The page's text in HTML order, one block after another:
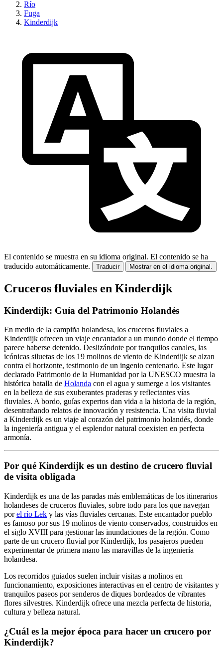
Río
Fuga
Kinderdijk
El contenido se muestra en su idioma original. El contenido se ha
traducido automáticamente.
Traducir Mostrar en el idioma original.
Cruceros fluviales en Kinderdijk
Kinderdijk: Guía del Patrimonio Holandés
En medio de la campiña holandesa, los cruceros fluviales a
Kinderdijk ofrecen un viaje encantador a un mundo donde el tiempo
parece haberse detenido. Deslizándote por tranquilos canales, las
icónicas siluetas de los 19 molinos de viento de Kinderdijk se alzan
contra el horizonte, testimonio de un ingenio centenario. Este lugar
declarado Patrimonio de la Humanidad por la UNESCO muestra la
histórica batalla de Holanda con el agua y sumerge a los visitantes
en la belleza de sus exuberantes praderas y reflectantes vías
fluviales. A bordo, guías expertos dan vida a la historia de la región,
desentrañando relatos de innovación y resistencia. Una visita fluvial
a Kinderdijk es un viaje al corazón del patrimonio holandés, donde
la ingeniería antigua y el esplendor natural coexisten en perfecta
armonía.
Por qué Kinderdijk es un destino de crucero fluvial
de visita obligada
Kinderdijk es una de las paradas más emblemáticas de los itinerarios
holandeses de cruceros fluviales, sobre todo para los que navegan
porel río Lek y las vías fluviales cercanas. Este encantador pueblo
es famoso por sus 19 molinos de viento conservados, construidos en
el siglo XVIII para gestionar las inundaciones de la región. Como
parte de un crucero fluvial por Kinderdijk, los pasajeros pueden
experimentar de primera mano las maravillas de la ingeniería
holandesa.
Los recorridos guiados suelen incluir visitas a molinos en
funcionamiento, exposiciones interactivas en el centro de visitantes y
tranquilos paseos por senderos de diques bordeados de vibrantes
flores silvestres. Kinderdijk ofrece una mezcla perfecta de historia,
cultura y belleza natural.
¿Cuál es la mejor época para hacer un crucero por
Kinderdijk?